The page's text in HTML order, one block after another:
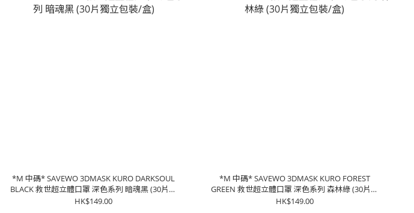
*M 中碼* SAVEWO 3DMASK KURO DARKSOUL
BLACK 救世超立體口罩 深色系列 暗魂黑 (30片獨
立包裝/盒)
HK$149.00
*M 中碼* SAVEWO 3DMASK KURO FOREST
GREEN 救世超立體口罩 深色系列 森林綠 (30片獨
立包裝/盒)
HK$149.00